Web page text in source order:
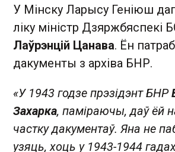
У Мінску Ларысу Геніюш
ліку міністр Дзяржбяспекі
Лаўрэнцій Цанава. Ён
дакументы з архіва БНР.
«У 1943 годзе прэзідэнт БНР
Захарка, паміраючы, даў ёй
частку дакументаў. Яна не
узяць, хоць у 1943-1944